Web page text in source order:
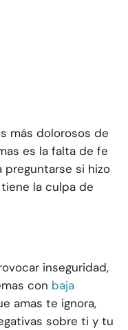
más dolorosos de
es la falta de fe
preguntarse si hizo
la culpa de
inseguridad,
con baja
amas te ignora,
sobre ti y tu